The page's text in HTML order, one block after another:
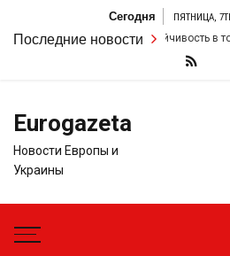
содержимому
Сегодня ПЯТНИЦА,
Последние новости
удвоил свою настойчивость в том,
Eurogazeta
Новости Европы и
Украины